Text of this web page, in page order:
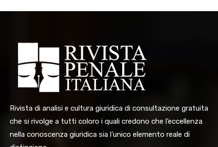
Rivista di analisi e cultura giuridica di consultazione gratuita
che si rivolge a tutti coloro i quali credono che l’eccellenza
nella conoscenza giuridica sia l’unico elemento reale di